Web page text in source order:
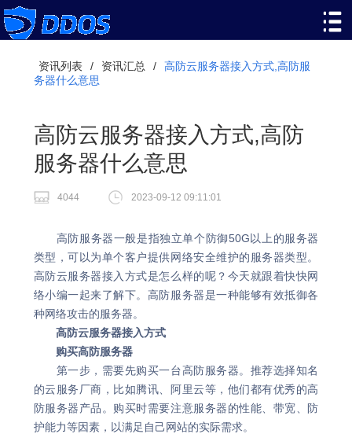
资讯列表 / 资讯汇总 /
高防云服务器接入方式,高防服
务器什么意思
高防云服务器接入方式,高防
服务器什么意思
4044 2023-09-12 09:11:01
高防服务器一般是指独立单个防御50G以上的服务器
类型，可以为单个客户提供网络安全维护的服务器类型。
高防云服务器接入方式是怎么样的呢？今天就跟着快快网
络小编一起来了解下。高防服务器是一种能够有效抵御各
种网络攻击的服务器。
高防云服务器接入方式
购买高防服务器
第一步，需要先购买一台高防服务器。推荐选择知名
的云服务厂商，比如腾讯、阿里云等，他们都有优秀的高
防服务器产品。购买时需要注意服务器的性能、带宽、防
护能力等因素，以满足自己网站的实际需求。